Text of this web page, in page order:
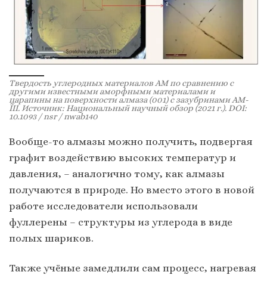
Твердость углеродных материалов AM по сравнению с
другими известными аморфными материалами и
царапины на поверхности алмаза (001) с зазубринами AM-
III. Источник: Национальный научный обзор (2021 г.). DOI:
10.1093 / nsr / nwab140
Вообще-то алмазы можно получить, подвергая
графит воздействию высоких температур и
давления, – аналогично тому, как алмазы
получаются в природе. Но вместо этого в новой
работе исследователи использовали
фуллерены – структуры из углерода в виде
полых шариков.
Также учёные замедлили сам процесс, нагревая